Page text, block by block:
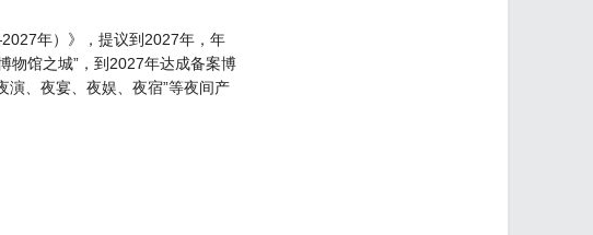
年）》，提议到2027年，年
物馆之城”，到2027年达成备案博
演、夜宴、夜娱、夜宿”等夜间产